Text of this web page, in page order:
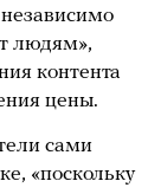
людям»,
контента
цены.
сами
«поскольку